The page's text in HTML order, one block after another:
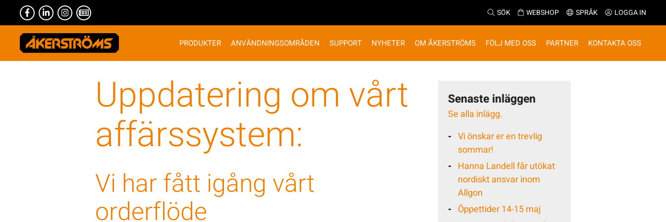
SÖK WEBSHOP SPRÅK LOGGA IN
PRODUKTER ANVÄNDNINGSOMRÅDEN SUPPORT NYHETER OM ÅKERSTRÖMS FÖLJ MED OSS PARTNER KONTAKTA OSS
Uppdatering om vårt
affärssystem:
Vi har fått igång vårt
orderflöde
Senaste inläggen
Se alla inlägg.
Vi önskar er en trevlig
sommar!
Hanna Landell får utökat
nordiskt ansvar inom
Allgon
Öppettider 14-15 maj